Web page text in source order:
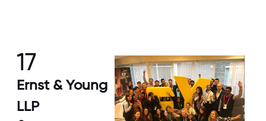
17
Ernst & Young
LLP